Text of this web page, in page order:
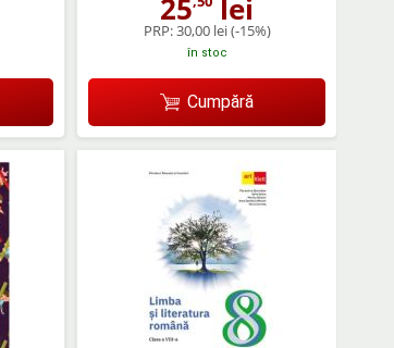
25 lei
PRP:30,00 lei(-15%)
în stoc
Cumpără